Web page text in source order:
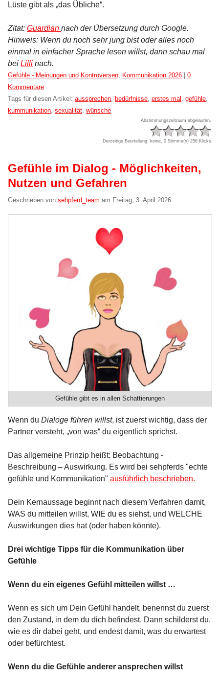
Lüste gibt als „das Übliche“.
Zitat: Guardian nach der Übersetzung durch Google.
Hinweis: Wenn du noch sehr jung bist oder alles noch
einmal in einfacher Sprache lesen willst, dann schau mal
bei Lilli nach.
Kategorien:
Gefühle - Meinungen und Kontroversen, Kommunikation 2026
0
Kommentare
Tags für diesen Artikel: aussprechen, bedürfnisse, erstes mal , gefühle,
kummunikation, sexualität, wünsche
Abstimmungszeitraum abgelaufen.
Derzeitige Beurteilung: keine, 0 Stimme(n) 256 Klicks
Gefühle im Dialog - Möglichkeiten,
Nutzen und Gefahren
Geschrieben von sehpferd_team am Freitag, 3. April 2026
Gefühle gibt es in allen Schattierungen
Wenn du Dialoge führen willst, ist zuerst wichtig, dass der
Partner versteht, „von was“ du eigentlich sprichst.
Das allgemeine Prinzip heißt: Beobachtung -
Beschreibung – Auswirkung. Es wird bei sehpferds "echte
gefühle und Kommunikation" ausführlich beschrieben.
Dein Kernaussage beginnt nach diesem Verfahren damit,
WAS du mitteilen willst, WIE du es siehst, und WELCHE
Auswirkungen dies hat (oder haben könnte).
Drei wichtige Tipps für die Kommunikation über
Gefühle
Wenn du ein eigenes Gefühl mitteilen willst …
Wenn es sich um Dein Gefühl handelt, benennst du zuerst
den Zustand, in dem du dich befindest. Dann schilderst du,
wie es dir dabei geht, und endest damit, was du erwartest
oder befürchtest.
Wenn du die Gefühle anderer ansprechen willst